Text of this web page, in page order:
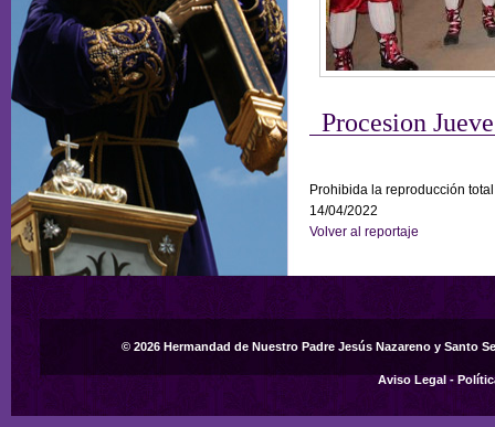
Procesion
Prohibida la reproducción
14/04/2022
Volver al reportaje
© 2026 Hermandad de Nuestro Padre Jesús Nazareno y Santo
Aviso Legal-